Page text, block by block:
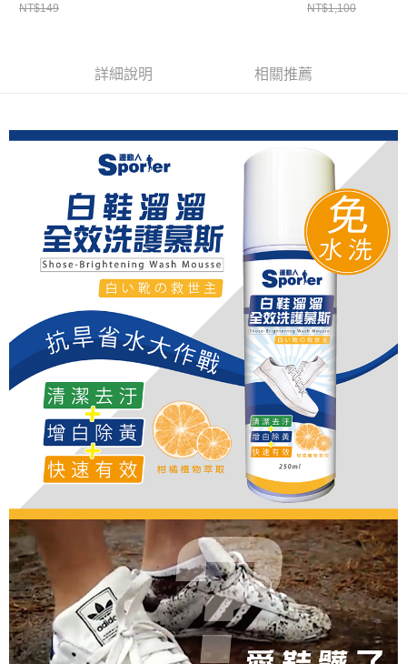
易，需依本服務之必要範圍內提供個人資料，並將交易相關給付款項請求債
３．未成年的使用者請事先徵得法定代理人或監護人之同意方可使用
請求用戶進行身份認證。
５．嚴禁一人註冊多個帳號或使用他人資訊註冊。若發現惡意使用之情形，
恩沛科技股份有限公司將有權停止該用戶之使用額度並採取法律行動。
付款後寶雅門市自取(由倉庫統一出貨)
每筆NT$80，滿NT$290(含以上)免運費
NT$149 NT$1,100
詳細說明 相關推薦